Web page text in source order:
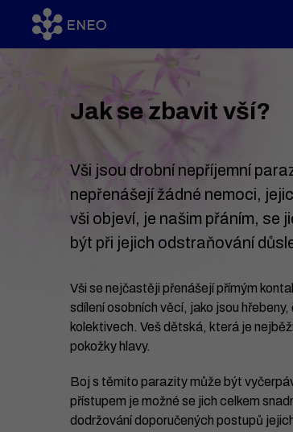
Jak se zbavit vší?
Vši jsou drobní nepříjemní
nepřenášejí žádné nemoci,
vši objeví, je našim přáním, se
být při jejich odstraňování
Vši se nejčastěji přenášejí přímým
sdílení osobních věcí, jako jsou
kolektivech. Veš dětská, která je
pokožky hlavy.
Boj s těmito parazity může být
přístupem je možné se jich celkem
dodržování doporučených postupů